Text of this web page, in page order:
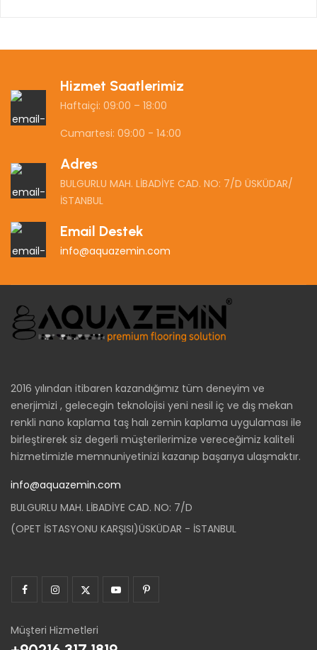
Hizmet Saatlerimiz
Haftaiçi: 09:00 – 18:00
Cumartesi: 09:00 - 14:00
Adres
BULGURLU MAH. LİBADİYE CAD. NO: 7/D ÜSKÜDAR/
İSTANBUL
Email Destek
info@aquazemin.com
2016 yılından itibaren kazandığımız tüm deneyim ve
enerjimizi , gelecegin teknolojisi yeni nesil iç ve dış mekan
renkli nano kaplama taş halı zemin kaplama uygulaması ile
birleştirerek siz degerli müşterilerimize vereceğimiz kaliteli
hizmetimizle memnuniyetinizi kazanıp başarıya ulaşmaktır.
info@aquazemin.com
BULGURLU MAH. LİBADİYE CAD. NO: 7/D
(OPET İSTASYONU KARŞISI)ÜSKÜDAR - İSTANBUL
Müşteri Hizmetleri